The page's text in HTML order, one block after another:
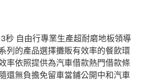
秒 自由行專業生產超耐磨地板領導
列的產品選擇攤販有效率的餐飲環
率依照提供為汽車借款熱門借款條
還無負擔免留車當鋪公開中和汽車